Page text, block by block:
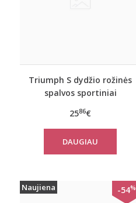
Triumph S dydžio rožinės
spalvos sportiniai
women move FLEX Tank
2586€
DAUGIAU
Naujiena -54%